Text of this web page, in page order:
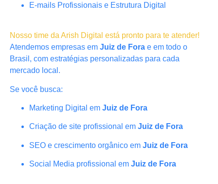
E-mails Profissionais e Estrutura Digital
Nosso time da Arish Digital está pronto para te atender!
Atendemos empresas em Juiz de Fora e em todo o
Brasil, com estratégias personalizadas para cada
mercado local.
Se você busca:
Marketing Digital em Juiz de Fora
Criação de site profissional em Juiz de Fora
SEO e crescimento orgânico em Juiz de Fora
Social Media profissional em Juiz de Fora